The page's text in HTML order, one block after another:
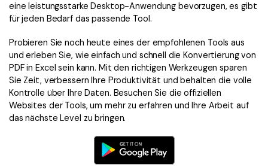
eine leistungsstarke Desktop-Anwendung bevorzugen, es gibt
für jeden Bedarf das passende Tool.
Probieren Sie noch heute eines der empfohlenen Tools aus
und erleben Sie, wie einfach und schnell die Konvertierung von
PDF in Excel sein kann. Mit den richtigen Werkzeugen sparen
Sie Zeit, verbessern Ihre Produktivität und behalten die volle
Kontrolle über Ihre Daten. Besuchen Sie die offiziellen
Websites der Tools, um mehr zu erfahren und Ihre Arbeit auf
das nächste Level zu bringen.